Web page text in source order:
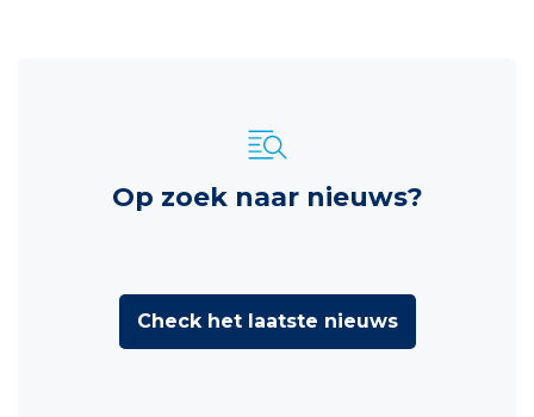
Op zoek naar nieuws?
Check het laatste nieuws